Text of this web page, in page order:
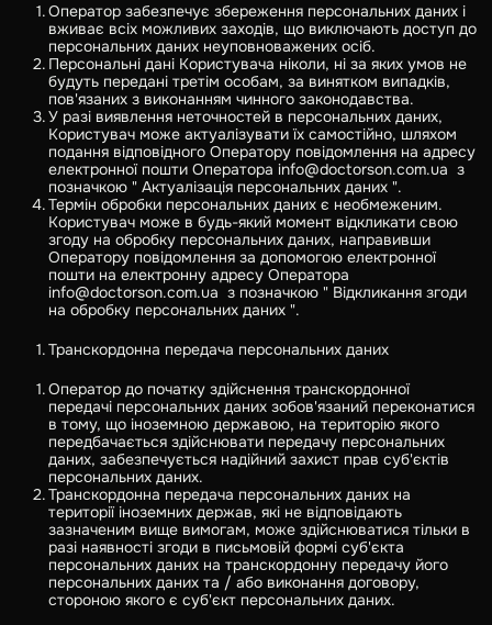
Оператор забезпечує збереження персональних даних і
вживає всіх можливих заходів, що виключають доступ до
персональних даних неуповноважених осіб.
Персональні дані Користувача ніколи, ні за яких умов не
будуть передані третім особам, за винятком випадків,
пов'язаних з виконанням чинного законодавства.
У разі виявлення неточностей в персональних даних,
Користувач може актуалізувати їх самостійно, шляхом
подання відповідного Оператору повідомлення на адресу
електронної пошти Оператора info@doctorson.com.ua з
позначкою " Актуалізація персональних даних ".
Термін обробки персональних даних є необмеженим.
Користувач може в будь-який момент відкликати свою
згоду на обробку персональних даних, направивши
Оператору повідомлення за допомогою електронної
пошти на електронну адресу Оператора
info@doctorson.com.ua з позначкою " Відкликання згоди
на обробку персональних даних ".
Транскордонна передача персональних даних
Оператор до початку здійснення транскордонної
передачі персональних даних зобов'язаний переконатися
в тому, що іноземною державою, на територію якого
передбачається здійснювати передачу персональних
даних, забезпечується надійний захист прав суб'єктів
персональних даних.
Транскордонна передача персональних даних на
території іноземних держав, які не відповідають
зазначеним вище вимогам, може здійснюватися тільки в
разі наявності згоди в письмовій формі суб'єкта
персональних даних на транскордонну передачу його
персональних даних та / або виконання договору,
стороною якого є суб'єкт персональних даних.